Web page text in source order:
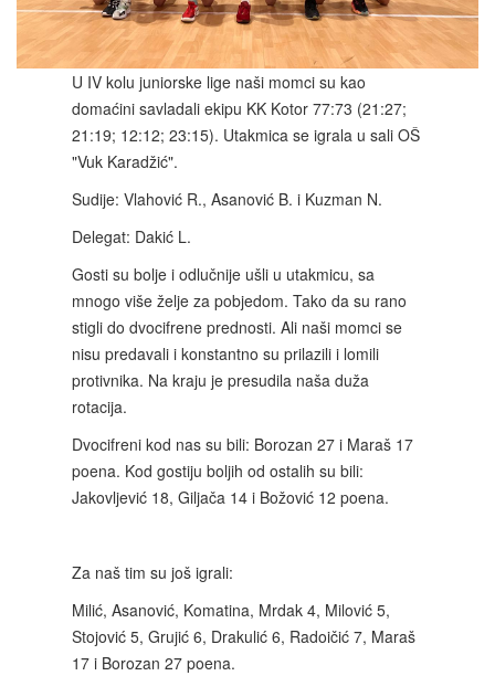
U IV kolu juniorske lige naši momci su kao
domaćini savladali ekipu KK Kotor 77:73 (21:27;
21:19; 12:12; 23:15). Utakmica se igrala u sali OŠ
"Vuk Karadžić".
Sudije: Vlahović R., Asanović B. i Kuzman N.
Delegat: Dakić L.
Gosti su bolje i odlučnije ušli u utakmicu, sa
mnogo više želje za pobjedom. Tako da su rano
stigli do dvocifrene prednosti. Ali naši momci se
nisu predavali i konstantno su prilazili i lomili
protivnika. Na kraju je presudila naša duža
rotacija.
Dvocifreni kod nas su bili: Borozan 27 i Maraš 17
poena. Kod gostiju boljih od ostalih su bili:
Jakovljević 18, Giljača 14 i Božović 12 poena.
Za naš tim su još igrali:
Milić, Asanović, Komatina, Mrdak 4, Milović 5,
Stojović 5, Grujić 6, Drakulić 6, Radoičić 7, Maraš
17 i Borozan 27 poena.